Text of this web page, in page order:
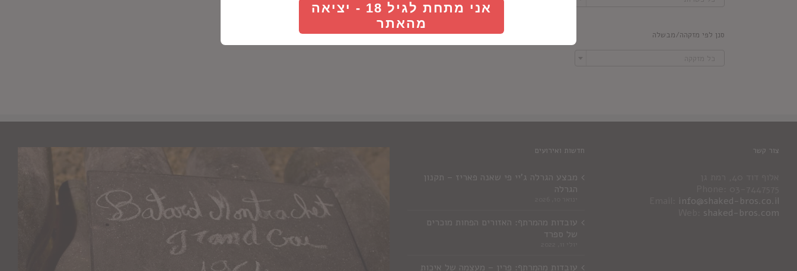
סנן לפי מזקהה/מבשלה
צור קשר
info@shaked-bros.co.il
shaked-bros.com
חדשות ואירועים
מבצע הגרלה ג'יי פי שאנה פאריז – תקנון
הגרלה
עובדות מהמרתף: האזורים הפחות מוכרים
של ספרד
עובדות מהמרתף: פרין – מעצמה של איכות
אני מתחת לגיל 18 - יציאה
מהאתר